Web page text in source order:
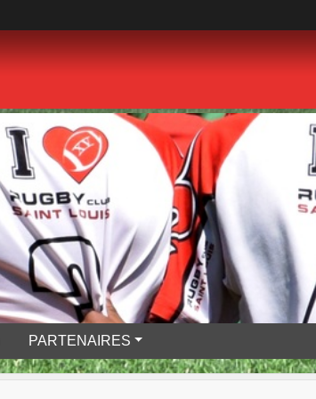
PARTENAIRES